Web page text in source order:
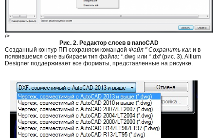
/>
Рис. 2. Редактор слоев в nanoCAD
Созданный контур ПП сохраняем командой Файл " Сохранить как и в
появившемся окне выбираем тип файла: *.dwg или *.dxf (рис. 3). Altium
Designer поддерживает все форматы, представленные на рисунке.